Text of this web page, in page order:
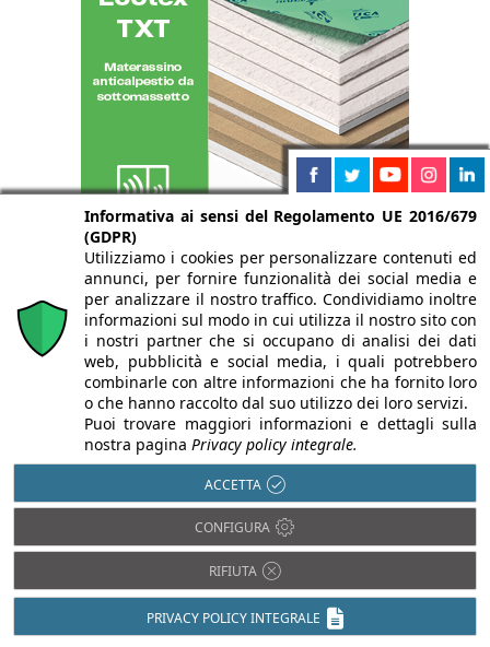
Acciaio
Alluminio
Bambù
Cemento
Compositi
Fibrocemento
Legno
Pietra
Plastica
PVC
Rame
Resina
Vetro
Informativa ai sensi del Regolamento UE 2016/679
(GDPR)
Utilizziamo i cookies per personalizzare contenuti ed
annunci, per fornire funzionalità dei social media e
per analizzare il nostro traffico. Condividiamo inoltre
informazioni sul modo in cui utilizza il nostro sito con
i nostri partner che si occupano di analisi dei dati
web, pubblicità e social media, i quali potrebbero
combinarle con altre informazioni che ha fornito loro
o che hanno raccolto dal suo utilizzo dei loro servizi.
Puoi trovare maggiori informazioni e dettagli sulla
nostra pagina Privacy policy integrale.
ACCETTA
CONFIGURA
RIFIUTA
PRIVACY POLICY INTEGRALE